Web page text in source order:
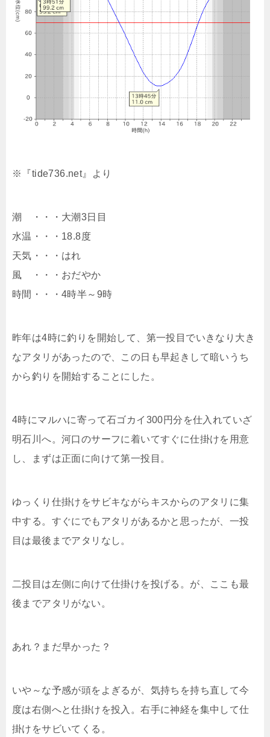
※『tide736.net』より
潮 ・・・大潮3日目
水温・・・18.8度
天気・・・はれ
風 ・・・おだやか
時間・・・4時半～9時
昨年は4時に釣りを開始して、第一投目でいきなり大き
なアタリがあったので、この日も早起きして暗いうち
から釣りを開始することにした。
4時にマルハに寄って石ゴカイ300円分を仕入れていざ
明石川へ。河口のサーフに着いてすぐに仕掛けを用意
し、まずは正面に向けて第一投目。
ゆっくり仕掛けをサビキながらキスからのアタリに集
中する。すぐにでもアタリがあるかと思ったが、一投
目は最後までアタリなし。
二投目は左側に向けて仕掛けを投げる。が、ここも最
後までアタリがない。
あれ？まだ早かった？
いや～な予感が頭をよぎるが、気持ちを持ち直して今
度は右側へと仕掛けを投入。右手に神経を集中して仕
掛けをサビいてくる。